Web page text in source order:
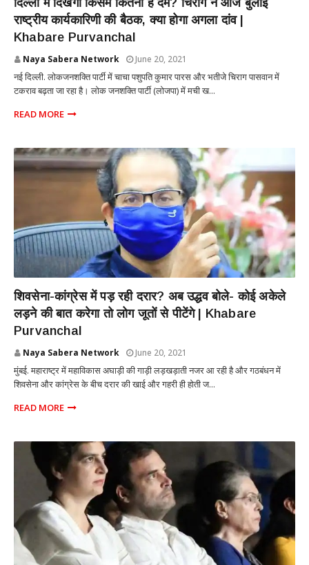
दिल्‍ली में दिखेगा किसमें कितना है दम? चिराग ने आज बुलाई
राष्‍ट्रीय कार्य‍कारिणी की बैठक, क्या होगा अगला दांव |
Khabare Purvanchal
Naya Sabera Network June 20, 2021
नई दिल्ली. लोकजनशक्ति पार्टी में चाचा पशुपति कुमार पारस और भतीजे चिराग पासवान में
टकराव बढ़ता जा रहा है। लोक जनशक्ति पार्टी (लोजपा) में मची ख...
READ MORE
शिवसेना-कांग्रेस में पड़ रही दरार? अब उद्धव बोले- कोई अकेले
लड़ने की बात करेगा तो लोग जूतों से पीटेंगे | Khabare
Purvanchal
Naya Sabera Network June 20, 2021
मुंबई. महाराष्ट्र में महाविकास अघाड़ी की गाड़ी लड़खड़ाती नजर आ रही है और गठबंधन में
शिवसेना और कांग्रेस के बीच दरार की खाई और गहरी ही होती ज...
READ MORE